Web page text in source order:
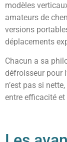
modèles
amateurs de
versions
déplacements
Chacun a sa
défroisseur pour
n’est pas si
entre efficacité et